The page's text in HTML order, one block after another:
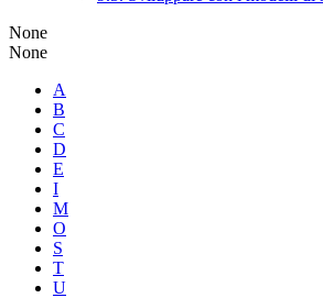
None
None
A
B
C
D
E
I
M
O
S
T
U